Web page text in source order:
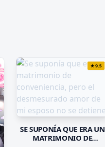
★9.5
SE SUPONÍA QUE ERA UN
MATRIMONIO DE